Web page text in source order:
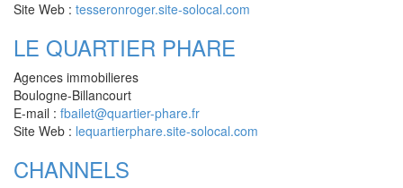
Site Web : tesseronroger.site-solocal.com
LE QUARTIER PHARE
Agences immobilieres
Boulogne-Billancourt
E-mail : fbailet@quartier-phare.fr
Site Web : lequartierphare.site-solocal.com
CHANNELS